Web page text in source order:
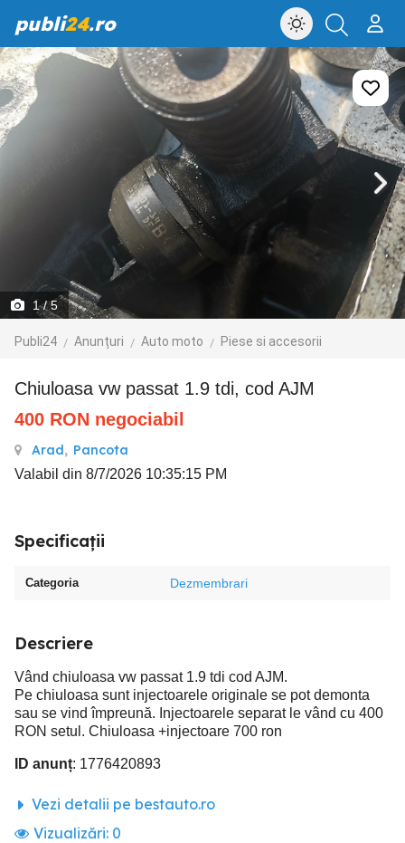
publi24.ro
1/ 5
Publi24 Anunțuri Auto moto Piese si accesorii
Chiuloasa vw passat 1.9 tdi, cod AJM
400 RON negociabil
Arad, Pancota
Valabil din 8/7/2026 10:35:15 PM
Specificații
Categoria Dezmembrari
Descriere
Vând chiuloasa vw passat 1.9 tdi cod AJM.
Pe chiuloasa sunt injectoarele originale se pot demonta
sau se vind împreună. Injectoarele separat le vând cu 400
RON setul. Chiuloasa +injectoare 700 ron
ID anunț: 1776420893
Vezi detalii pe bestauto.ro
Vizualizări: 0